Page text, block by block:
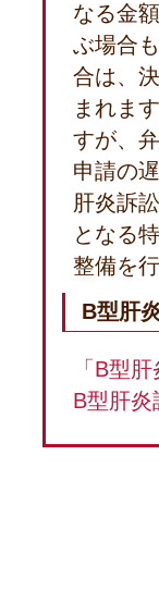
なる金
ぶ場合
合は、
まれま
すが、
申請の
肝炎訴
となる
整備を
B型肝
「B型
B型肝